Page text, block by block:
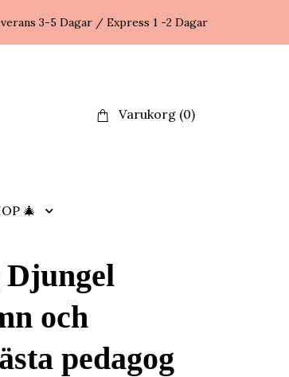
3-5 Dagar / Express 1 -2 Dagar
Varukorg (0)
🎄
och
pedagog